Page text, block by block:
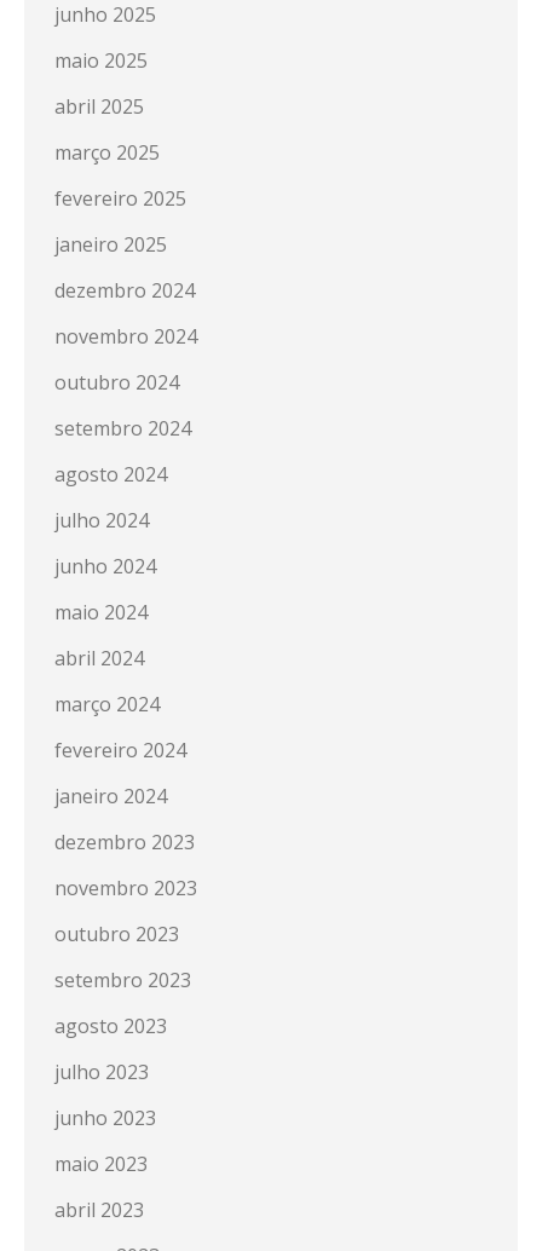
junho 2025
maio 2025
abril 2025
março 2025
fevereiro 2025
janeiro 2025
dezembro 2024
novembro 2024
outubro 2024
setembro 2024
agosto 2024
julho 2024
junho 2024
maio 2024
abril 2024
março 2024
fevereiro 2024
janeiro 2024
dezembro 2023
novembro 2023
outubro 2023
setembro 2023
agosto 2023
julho 2023
junho 2023
maio 2023
abril 2023